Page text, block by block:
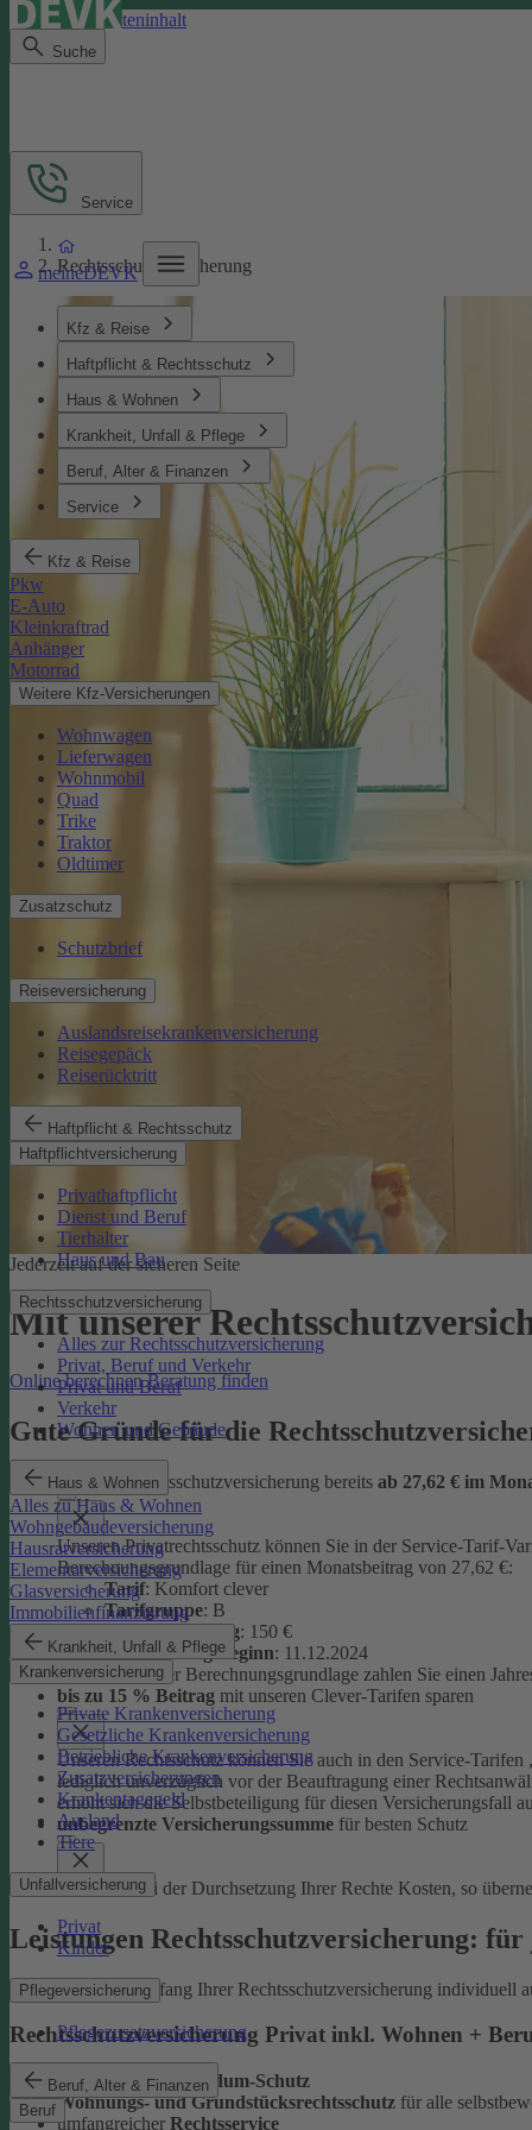
Direkt zum Seiteninhalt
Suche
meineDEVK
Kfz & Reise
Haftpflicht & Rechtsschutz
Haus & Wohnen
Krankheit, Unfall & Pflege
Beruf, Alter & Finanzen
Service
Kfz & Reise
Pkw
E-Auto
Kleinkraftrad
Anhänger
Motorrad
Weitere Kfz-Versicherungen
Wohnwagen
Lieferwagen
Wohnmobil
Quad
Trike
Traktor
Oldtimer
Zusatzschutz
Schutzbrief
Reiseversicherung
Auslandsreisekrankenversicherung
Reisegepäck
Reiserücktritt
Haftpflicht & Rechtsschutz
Haftpflichtversicherung
Privathaftpflicht
Dienst und Beruf
Tierhalter
Haus und Bau
Rechtsschutzversicherung
Alles zur Rechtsschutzversicherung
Privat, Beruf und Verkehr
Privat und Beruf
Verkehr
Wohnen und Gebäude
Haus & Wohnen
Alles zu Haus & Wohnen
Wohngebäudeversicherung
Hausratversicherung
Elementarversicherung
Glasversicherung
Immobilienfinanzierung
Krankheit, Unfall & Pflege
Krankenversicherung
Private Krankenversicherung
Gesetzliche Krankenversicherung
Betriebliche Krankenversicherung
Zusatzversicherungen
Krankentagegeld
Ausland
Tiere
Unfallversicherung
Privat
Kinder
Pflegeversicherung
Pflegezusatzversicherung
Beruf, Alter & Finanzen
Beruf
Service
Rechtsschutzversicherung
Jederzeit auf der sicheren Seite
Mit unserer
Online berechnen Beratung finden
Gute Gründe für die
günstige Rechtsschutzversicherung bereits ab 27,62 € im
Unseren Privatrechtsschutz können Sie in der Service-Tarif-
Berechnungsgrundlage für einen Monatsbeitrag von 27,62 €:
Tarif: Komfort clever
Tarifgruppe: B
Selbstbeteiligung: 150 €
Versicherungsbeginn: 11.12.2024
Auf Basis dieser Berechnungsgrundlage zahlen Sie einen
bis zu 15 % Beitrag mit unseren Clever-Tarifen sparen
Unseren Rechtsschutz können Sie auch in den Service-
lediglich unverzüglich vor der Beauftragung einer
erhöht sich die Selbstbeteiligung für diesen Versicherungsfall
unbegrenzte Versicherungssumme für besten Schutz
Entstehen bei der Durchsetzung Ihrer Rechte Kosten, so
Leistungen Rechtsschutzversicherung:
Sie können den Umfang Ihrer Rechtsschutzversicherung
Rechtsschutzversicherung Privat inkl. Wohnen +
leistungsstarkerRundum-Schutz
Wohnungs- und Grundstücksrechtsschutz für alle
umfangreicher Rechtsservice